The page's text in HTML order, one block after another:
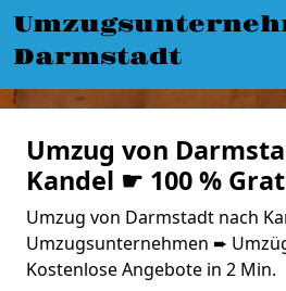
Darmstadt
Umzug von
Kandel ☛ 100 %
Umzug von Darmstadt nach
Umzugsunternehmen ➨
Kostenlose Angebote in 2 Min.